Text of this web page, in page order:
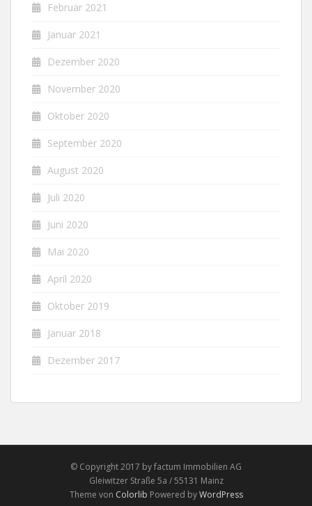
Februar 2021
Januar 2021
Dezember 2020
November 2020
Oktober 2020
September 2020
August 2020
Juli 2020
Juni 2020
Mai 2020
April 2020
Oktober 2019
Januar 2018
Dezember 2017
© Copyright 2017 by factum Immobilien AG
Gleiwitzer Straße 5a / 55131 Mainz
Theme von Colorlib Powered byWordPress